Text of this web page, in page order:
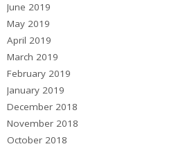
June 2019
May 2019
April 2019
March 2019
February 2019
January 2019
December 2018
November 2018
October 2018